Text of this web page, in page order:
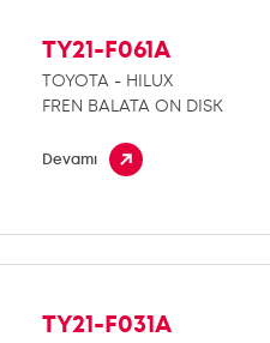
TY21-F061A
TOYOTA - HILUX
FREN BALATA ON DISK
Devamı
TY21-F031A